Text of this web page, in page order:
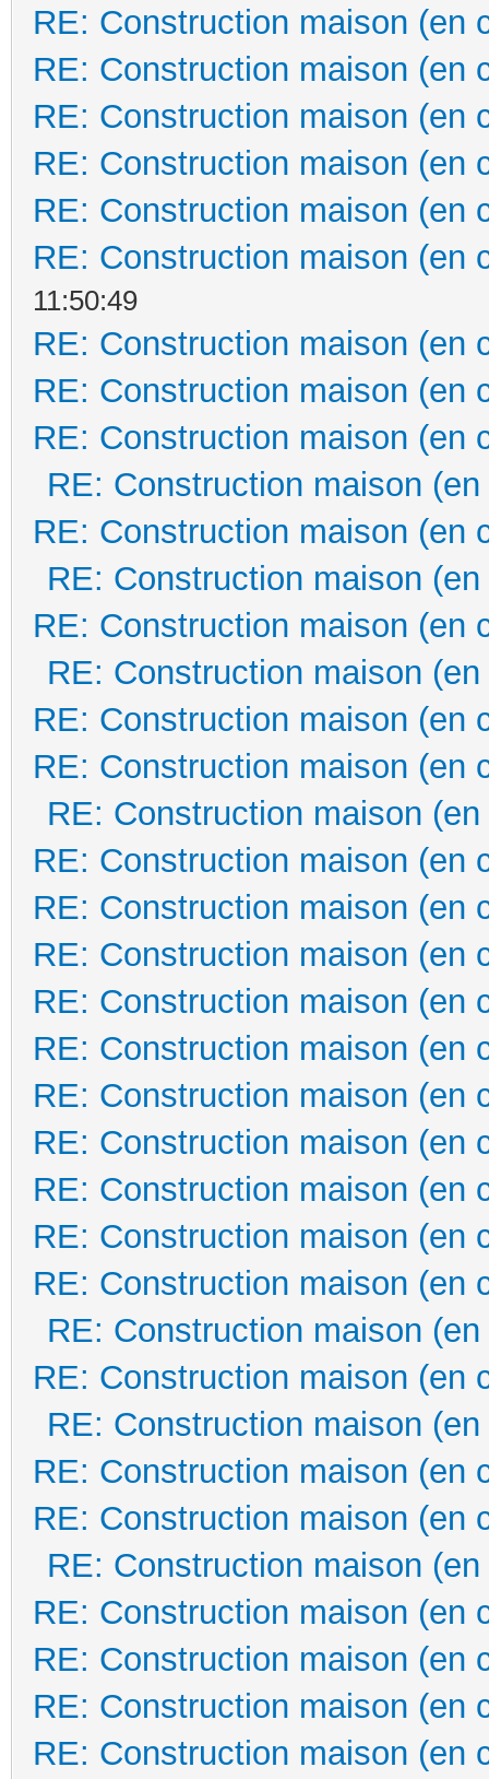
RE: Construction maison (en
RE: Construction maison (en
RE: Construction maison (en
RE: Construction maison (en
RE: Construction maison (en
RE: Construction maison (en
11:50:49
RE: Construction maison (en
RE: Construction maison (en
RE: Construction maison (en
RE: Construction maison
RE: Construction maison (en
RE: Construction maison
RE: Construction maison (en
RE: Construction maison
RE: Construction maison (en
RE: Construction maison (en
RE: Construction maison
RE: Construction maison (en
RE: Construction maison (en
RE: Construction maison (en
RE: Construction maison (en
RE: Construction maison (en
RE: Construction maison (en
RE: Construction maison (en
RE: Construction maison (en
RE: Construction maison (en
RE: Construction maison (en
RE: Construction maison
RE: Construction maison (en
RE: Construction maison
RE: Construction maison (en
RE: Construction maison (en
RE: Construction maison
RE: Construction maison (en
RE: Construction maison (en
RE: Construction maison (en
RE: Construction maison (en